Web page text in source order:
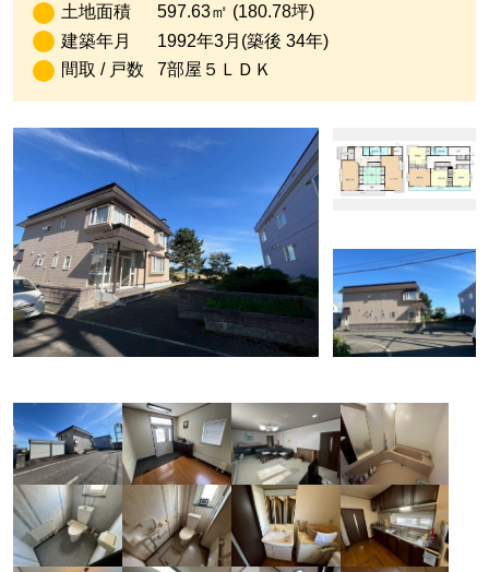
土地面積
597.63㎡ (180.78坪)
建築年月
1992年3月(築後 34年)
間取 / 戸数
7部屋５ＬＤＫ